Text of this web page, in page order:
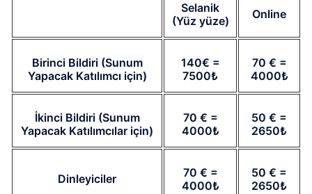
Selanik
(Yüz yüze)
Online
Birinci Bildiri (Sunum
Yapacak Katılımcı için)
140€ =
7500₺
70 € =
4000₺
İkinci Bildiri (Sunum
Yapacak Katılımcılar için)
70 € =
4000₺
50 € =
2650₺
Dinleyiciler
70 € =
4000₺
50 € =
2650₺